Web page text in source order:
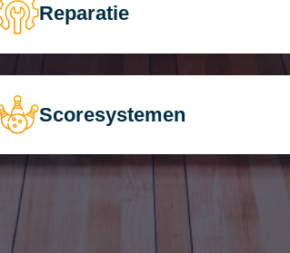
Reparatie
Scoresystemen